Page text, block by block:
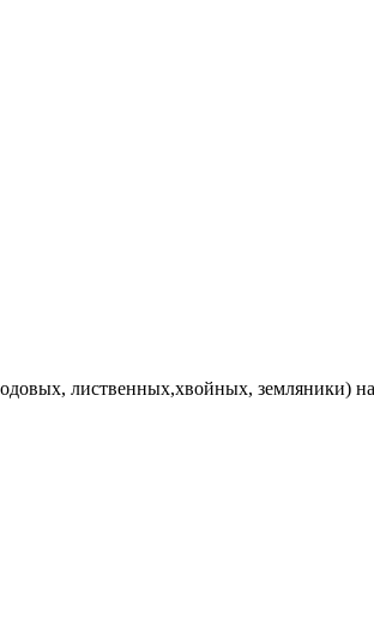
лиственных,хвойных, земляники)